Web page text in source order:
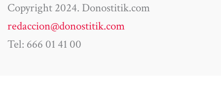
Copyright 2024. Donostitik.com
redaccion@donostitik.com
Tel: 666 01 41 00